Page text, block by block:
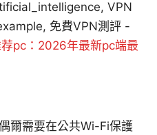
VPN
免費VPN測評 -
pc：2026年最新pc端最
爾需要在公共Wi-Fi保護